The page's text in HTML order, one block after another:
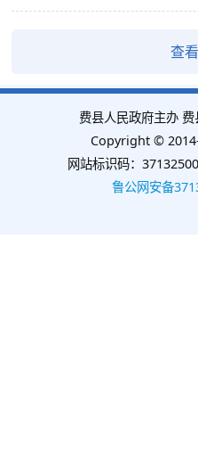
查
费县人民政府主办
Copyright ©
网站标识码：
鲁公网安备